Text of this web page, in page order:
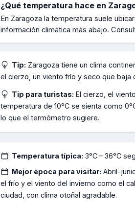
¿Qué temperatura hace en
En Zaragoza la temperatura suele
información climática más abajo.
Tip: Zaragoza tiene un clima
el cierzo, un viento frío y seco que baja
Tip para turistas: El cierzo, el
temperatura de 10°C se sienta como
lo que el termómetro sugiere.
Temperatura típica: 3°C – 36°C
Mejor época para visitar:
el frío y el viento del invierno como el
ciudad, con clima otoñal agradable.